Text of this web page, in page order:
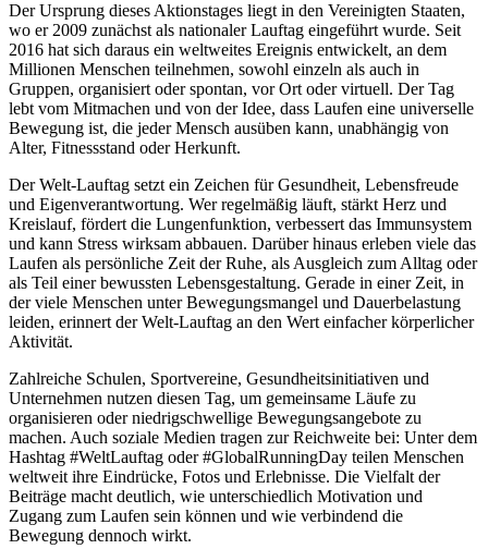
Der Ursprung dieses Aktionstages liegt in den Vereinigten Staaten,
wo er 2009 zunächst als nationaler Lauftag eingeführt wurde. Seit
2016 hat sich daraus ein weltweites Ereignis entwickelt, an dem
Millionen Menschen teilnehmen, sowohl einzeln als auch in
Gruppen, organisiert oder spontan, vor Ort oder virtuell. Der Tag
lebt vom Mitmachen und von der Idee, dass Laufen eine universelle
Bewegung ist, die jeder Mensch ausüben kann, unabhängig von
Alter, Fitnessstand oder Herkunft.
Der Welt-Lauftag setzt ein Zeichen für Gesundheit, Lebensfreude
und Eigenverantwortung. Wer regelmäßig läuft, stärkt Herz und
Kreislauf, fördert die Lungenfunktion, verbessert das Immunsystem
und kann Stress wirksam abbauen. Darüber hinaus erleben viele das
Laufen als persönliche Zeit der Ruhe, als Ausgleich zum Alltag oder
als Teil einer bewussten Lebensgestaltung. Gerade in einer Zeit, in
der viele Menschen unter Bewegungsmangel und Dauerbelastung
leiden, erinnert der Welt-Lauftag an den Wert einfacher körperlicher
Aktivität.
Zahlreiche Schulen, Sportvereine, Gesundheitsinitiativen und
Unternehmen nutzen diesen Tag, um gemeinsame Läufe zu
organisieren oder niedrigschwellige Bewegungsangebote zu
machen. Auch soziale Medien tragen zur Reichweite bei: Unter dem
Hashtag #WeltLauftag oder #GlobalRunningDay teilen Menschen
weltweit ihre Eindrücke, Fotos und Erlebnisse. Die Vielfalt der
Beiträge macht deutlich, wie unterschiedlich Motivation und
Zugang zum Laufen sein können und wie verbindend die
Bewegung dennoch wirkt.